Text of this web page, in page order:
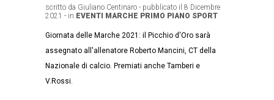
scritto da Giuliano Centinaro - pubblicato il 8 Dicembre
2021 - in EVENTI MARCHE PRIMO PIANO SPORT
Giornata delle Marche 2021: il Picchio d'Oro sarà
assegnato all'allenatore Roberto Mancini, CT della
Nazionale di calcio. Premiati anche Tamberi e
V.Rossi.